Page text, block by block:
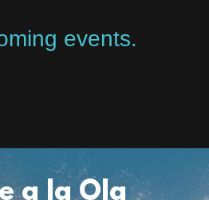
events.
a la Ola